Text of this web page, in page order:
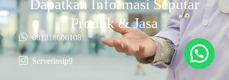
Dapatkan Informasi Seputar
Produk & Jasa
081318606108
Serverinsip9